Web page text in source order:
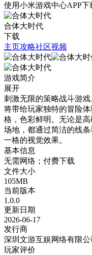
使用小米游戏中心APP下
合体大时代
下载
主页攻略社区视频
游戏简介
展开
刺激无限的策略战斗游
将带给玩家独特的冒险
格，色彩鲜明。无论是
场地，都通过简洁的线
一格的视觉效果。
基本信息
无需网络；付费下载
文件大小
105MB
当前版本
1.0.0
更新日期
2026-06-17
发行商
深圳文游互娱网络有限公
玩家评价